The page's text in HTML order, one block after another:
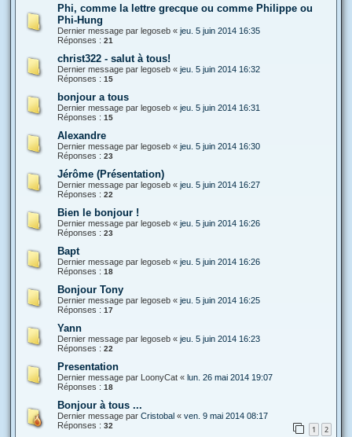
Phi, comme la lettre grecque ou comme Philippe ou
Phi-Hung
Dernier message par legoseb « jeu. 5 juin 2014 16:35
Réponses : 21
christ322 - salut à tous!
Dernier message par legoseb « jeu. 5 juin 2014 16:32
Réponses : 15
bonjour a tous
Dernier message par legoseb « jeu. 5 juin 2014 16:31
Réponses : 15
Alexandre
Dernier message par legoseb « jeu. 5 juin 2014 16:30
Réponses : 23
Jérôme (Présentation)
Dernier message par legoseb « jeu. 5 juin 2014 16:27
Réponses : 22
Bien le bonjour !
Dernier message par legoseb « jeu. 5 juin 2014 16:26
Réponses : 23
Bapt
Dernier message par legoseb « jeu. 5 juin 2014 16:26
Réponses : 18
Bonjour Tony
Dernier message par legoseb « jeu. 5 juin 2014 16:25
Réponses : 17
Yann
Dernier message par legoseb « jeu. 5 juin 2014 16:23
Réponses : 22
Presentation
Dernier message par LoonyCat « lun. 26 mai 2014 19:07
Réponses : 18
Bonjour à tous ...
Dernier message par Cristobal « ven. 9 mai 2014 08:17
Réponses : 32 1 2